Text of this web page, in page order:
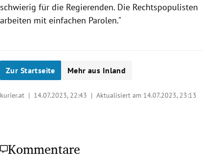
schwierig für die Regierenden. Die Rechtspopulisten
arbeiten mit einfachen Parolen."
Zur Startseite Mehr aus Inland
kurier.at | 14.07.2023, 22:43 | Aktualisiert am 14.07.2023, 23:13
Kommentare